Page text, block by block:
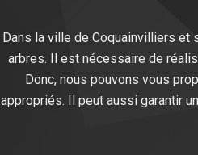
Dans la ville de Coquainvilliers
arbres. Il est nécessaire de
Donc, nous pouvons vous
appropriés. Il peut aussi garantir